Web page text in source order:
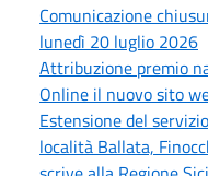
Comunicazione
lunedì 20 luglio 2026
Attribuzione premio
Online il nuovo sito
Estensione del
località Ballata,